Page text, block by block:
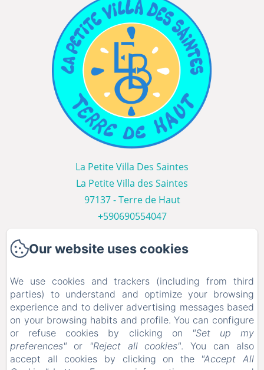
La Petite Villa Des Saintes
La Petite Villa des Saintes
97137 - Terre de Haut
+590690554047
Home
Les Villas
Photo Gallery
Les Saintes
Contact us
services
Our Blog
Our website uses cookies
We use cookies and trackers (including from third
parties) to understand and optimize your browsing
experience and to deliver advertising messages based
on your browsing habits and profile. You can configure
or refuse cookies by clicking on
"Set up my
preferences" or "Reject all cookies". You can also
accept all cookies by clicking on the "Accept All